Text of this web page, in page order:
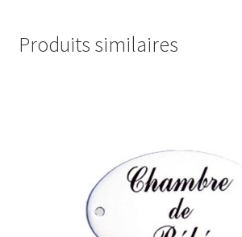
Produits similaires